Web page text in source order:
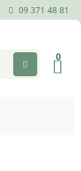
09 371 48 81
0